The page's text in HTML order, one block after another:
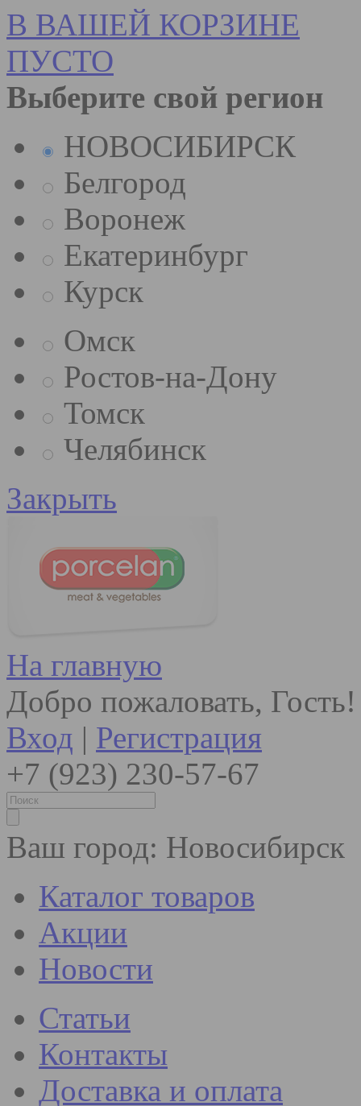
В ВАШЕЙ КОРЗИНЕ
ПУСТО
Выберите свой регион
НОВОСИБИРСК
Белгород
Воронеж
Екатеринбург
Курск
Омск
Ростов-на-Дону
Томск
Челябинск
Закрыть
На главную
Добро пожаловать, Гость!
Вход | Регистрация
+7 (923) 230-57-67
Ваш город: Новосибирск
Каталог товаров
Акции
Новости
Статьи
Контакты
Доставка и оплата